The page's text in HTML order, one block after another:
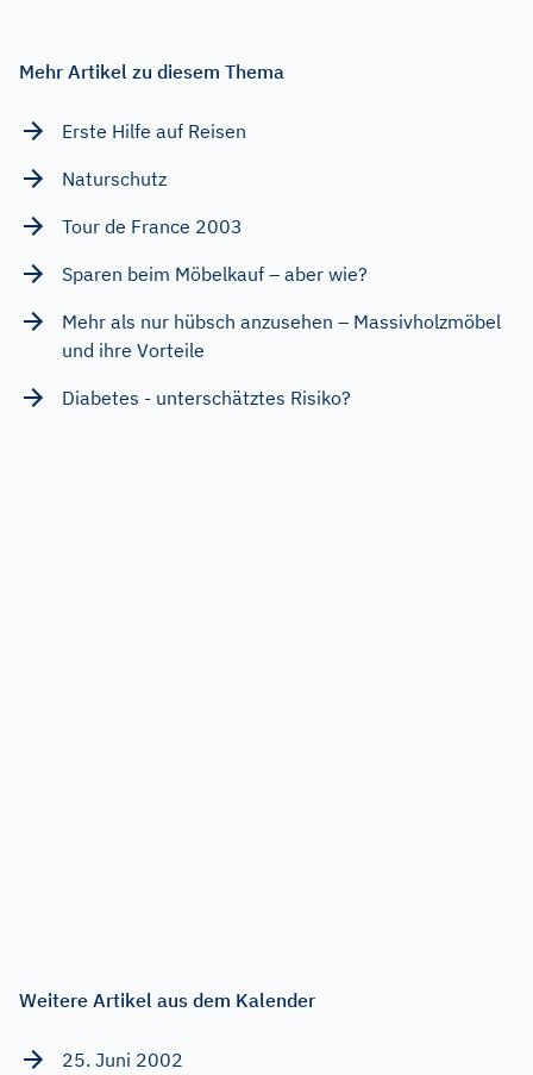
Mehr Artikel zu diesem Thema
Erste Hilfe auf Reisen
Naturschutz
Tour de France 2003
Sparen beim Möbelkauf – aber wie?
Mehr als nur hübsch anzusehen – Massivholzmöbel
und ihre Vorteile
Diabetes - unterschätztes Risiko?
Weitere Artikel aus dem Kalender
25. Juni 2002